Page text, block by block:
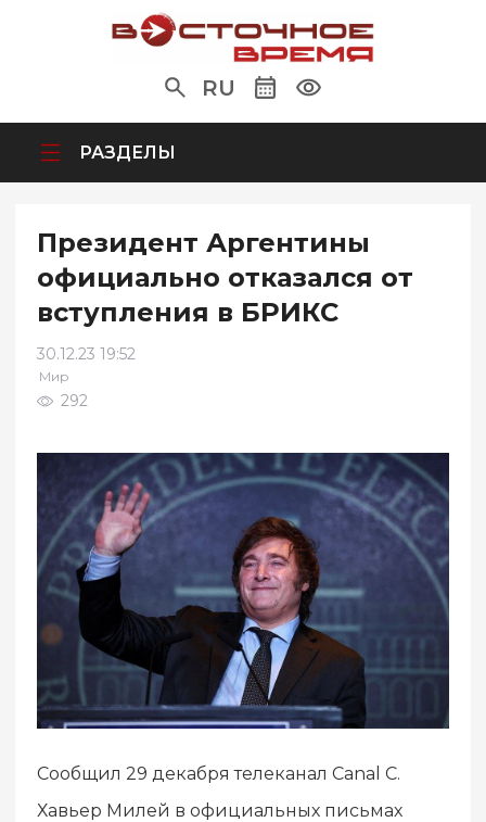
RU
РАЗДЕЛЫ
Президент Аргентины
официально отказался от
вступления в БРИКС
30.12.23 19:52
Мир
292
Сообщил 29 декабря телеканал Canal C.
Хавьер Милей в официальных письмах